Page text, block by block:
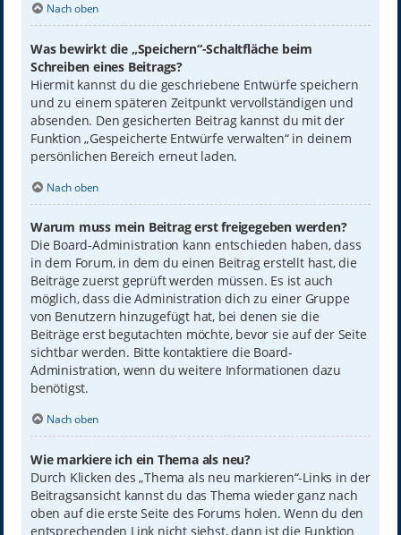
Nach oben
Was bewirkt die „Speichern“-Schaltfläche beim
Schreiben eines Beitrags?
Hiermit kannst du die geschriebene Entwürfe speichern
und zu einem späteren Zeitpunkt vervollständigen und
absenden. Den gesicherten Beitrag kannst du mit der
Funktion „Gespeicherte Entwürfe verwalten“ in deinem
persönlichen Bereich erneut laden.
Nach oben
Warum muss mein Beitrag erst freigegeben werden?
Die Board-Administration kann entschieden haben, dass
in dem Forum, in dem du einen Beitrag erstellt hast, die
Beiträge zuerst geprüft werden müssen. Es ist auch
möglich, dass die Administration dich zu einer Gruppe
von Benutzern hinzugefügt hat, bei denen sie die
Beiträge erst begutachten möchte, bevor sie auf der Seite
sichtbar werden. Bitte kontaktiere die Board-
Administration, wenn du weitere Informationen dazu
benötigst.
Nach oben
Wie markiere ich ein Thema als neu?
Durch Klicken des „Thema als neu markieren“-Links in der
Beitragsansicht kannst du das Thema wieder ganz nach
oben auf die erste Seite des Forums holen. Wenn du den
entsprechenden Link nicht siehst, dann ist die Funktion